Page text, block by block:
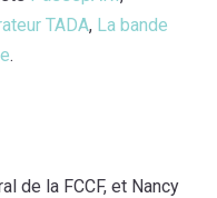
TADA, La bande
.
de la FCCF, et Nancy